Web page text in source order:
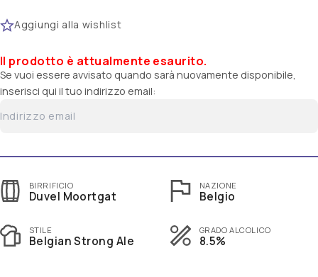
BIRRIFICIO
Duvel Moortgat
NAZIONE
Belgio
STILE
Belgian Strong Ale
GRADO ALCOLICO
8.5%
Aggiungi alla wishlist
Il prodotto è attualmente esaurito.
Se vuoi essere avvisato quando sarà nuovamente disponibile,
inserisci qui il tuo indirizzo email: